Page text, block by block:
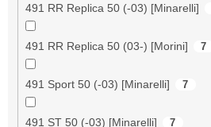
491 RR Replica 50 (-03) [Minarelli]
491 RR Replica 50 (03-) [Morini] 7
491 Sport 50 (-03) [Minarelli] 7
491 ST 50 (-03) [Minarelli] 7